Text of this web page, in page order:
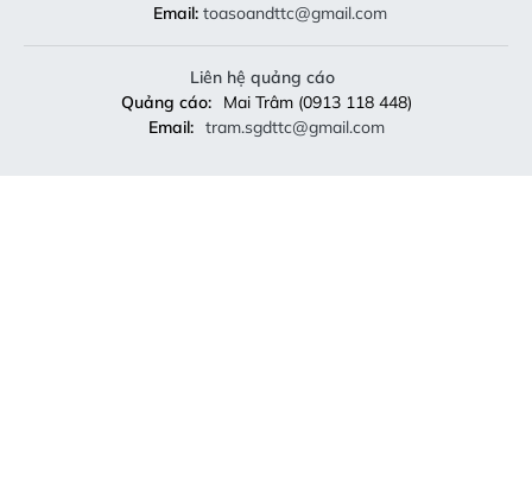
Email: toasoandttc@gmail.com
Liên hệ quảng cáo
Quảng cáo:
Mai Trâm (0913 118 448)
Email: tram.sgdttc@gmail.com